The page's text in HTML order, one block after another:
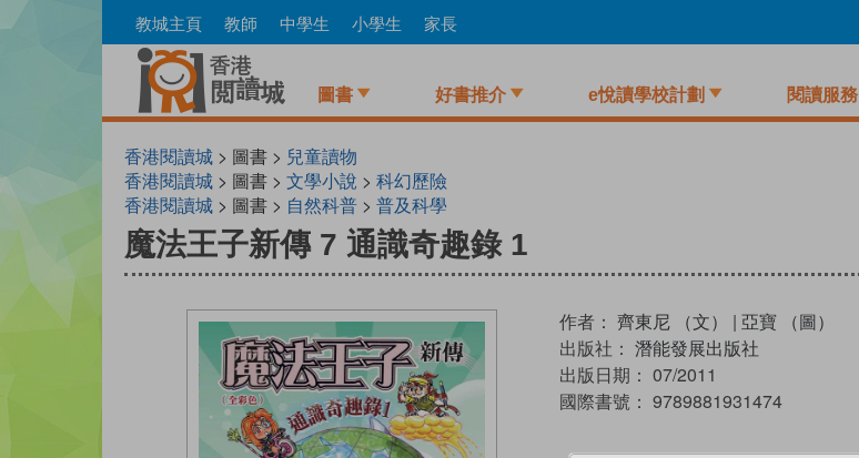
to
教城主頁 教師 中學生 小學生 家長
圖書 好書推介 e悅讀學校計劃 閱讀服務
香港閱讀城> 圖書 > 兒童讀物
香港閱讀城> 圖書 > 文學小說 > 科幻歷險
香港閱讀城> 圖書 > 自然科普> 普及科學
魔法王子新傳 7 通識奇趣錄 1
作者： 齊東尼 （文） | 亞寶 （圖）
出版社： 潛能發展出版社
出版日期： 07/2011
國際書號： 9789881931474